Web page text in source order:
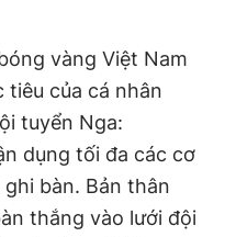
vàng Việt Nam
tiêu của cá nhân
tuyển Nga:
dụng tối đa các cơ
bàn. Bản thân
thắng vào lưới đội